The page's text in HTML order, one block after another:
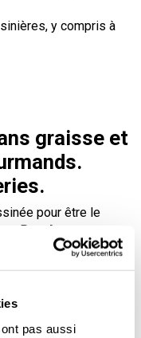
pas aussi
y compris à
graisse et
pour être le
Avec un corps
dans les ustensiles
sans PTFE ni PFOA